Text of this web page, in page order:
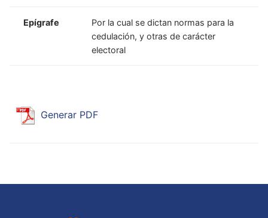
Epígrafe
Por la cual se dictan normas para la
cedulación, y otras de carácter
electoral
Generar PDF